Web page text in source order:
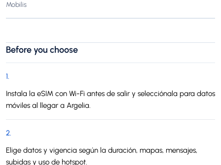
Mobilis
Before you choose
1.
Instala la eSIM con Wi-Fi antes de salir y selecciónala para datos
móviles al llegar a Argelia.
2.
Elige datos y vigencia según la duración, mapas, mensajes,
subidas y uso de hotspot.